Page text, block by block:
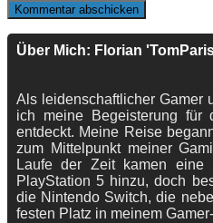
Über Mich: Florian
Als leidenschaftlicher Gamer
ich meine Begeisterung für
entdeckt. Meine Reise
zum Mittelpunkt meiner
Laufe der Zeit kamen
PlayStation 5 hinzu, doch
die Nintendo Switch, die
festen Platz in meinem